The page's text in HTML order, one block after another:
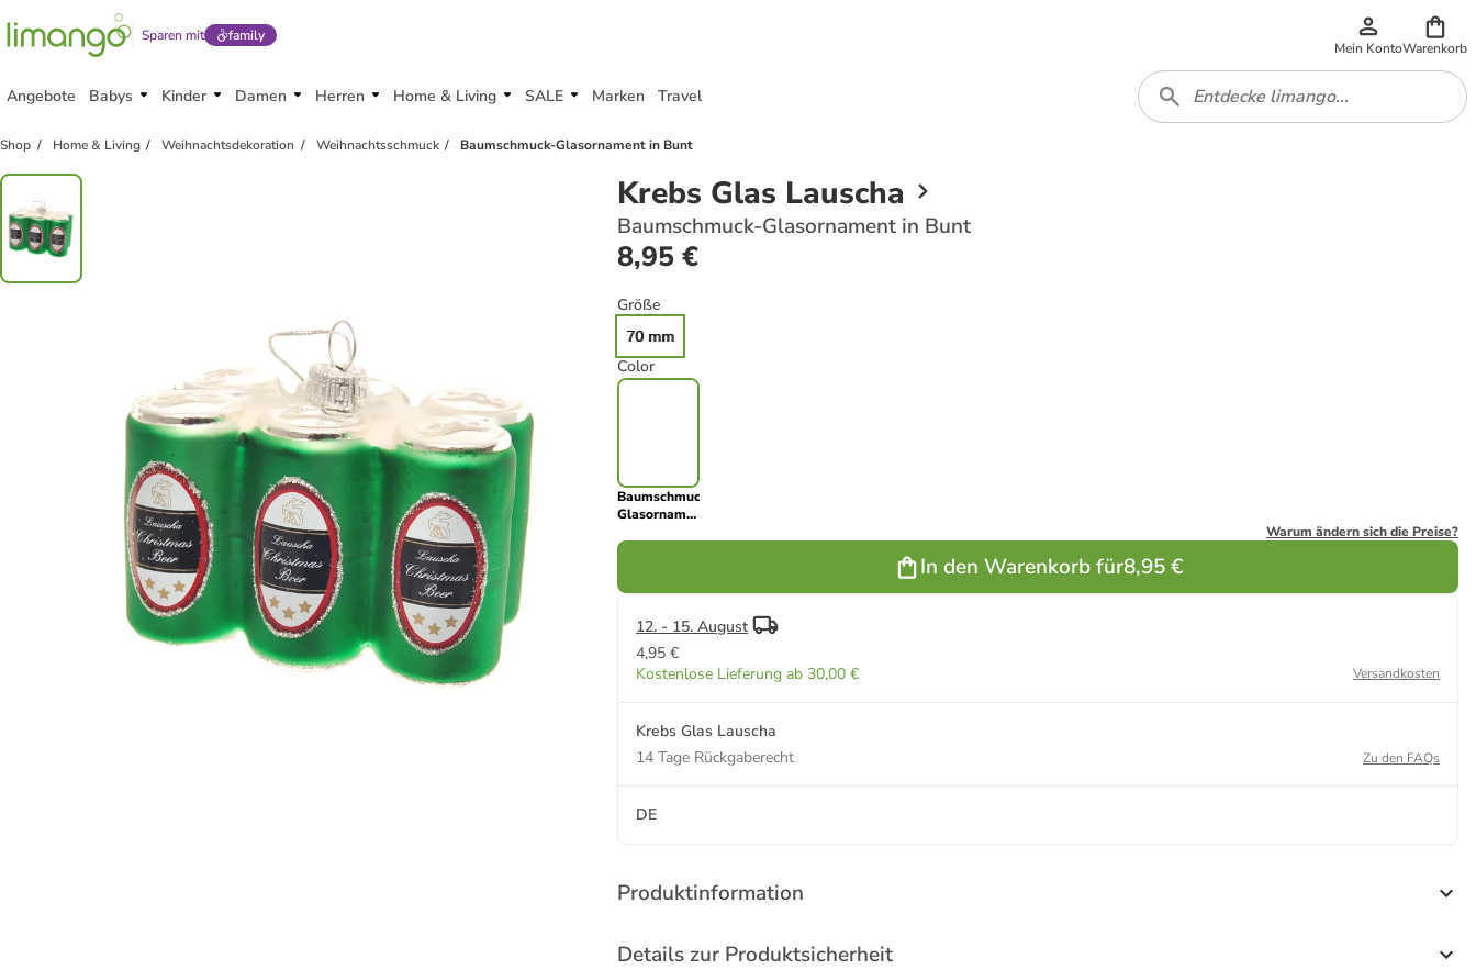
Sparen mit family
Mein KontoWarenkorb
Angebote Babys Kinder Damen Herren Home & Living SALE Marken Travel
Shop Home & Living Weihnachtsdekoration Weihnachtsschmuck Baumschmuck-Glasornament in Bunt
Krebs Glas Lauscha
Baumschmuck-Glasornament in Bunt
8,95 €
Größe
70 mm
Color
Baumschmuck-
Glasornament
Warum ändern sich die Preise?
In den Warenkorb für8,95 €
12. - 15. August
4,95 €
Kostenlose Lieferung ab 30,00 €
Versandkosten
Krebs Glas Lauscha
14 Tage Rückgaberecht
Zu den FAQs
DE
Produktinformation
Details zur Produktsicherheit